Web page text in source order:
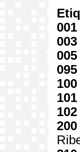
001
003
005
095
100
101
102
200